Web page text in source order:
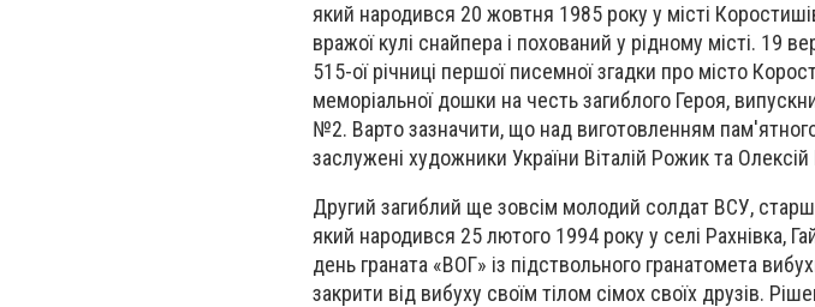
який народився 20 жовтня 1985 року у місті
вражої кулі снайпера і похований у рідному місті. 19
515-ої річниці першої писемної згадки про місто
меморіальної дошки на честь загиблого Героя,
№2. Варто зазначити, що над виготовленням
заслужені художники України Віталій Рожик та
Другий загиблий ще зовсім молодий солдат ВСУ,
який народився 25 лютого 1994 року у селі Рахнівка,
день граната «ВОГ» із підствольного гранатомета
закрити від вибуху своїм тілом сімох своїх друзів.